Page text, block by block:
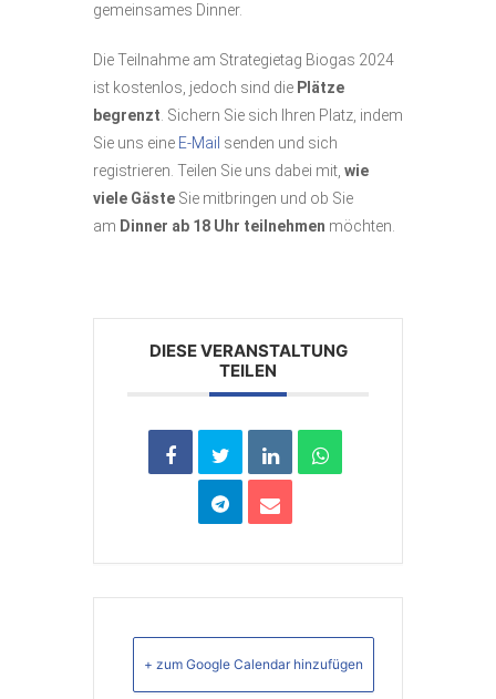
gemeinsames Dinner.
Die Teilnahme am Strategietag Biogas 2024
ist kostenlos, jedoch sind die Plätze
begrenzt. Sichern Sie sich Ihren Platz, indem
Sie uns eine E-Mail senden und sich
registrieren. Teilen Sie uns dabei mit, wie
viele Gäste Sie mitbringen und ob Sie
am Dinner ab 18 Uhr teilnehmen möchten.
DIESE VERANSTALTUNG
TEILEN
+ zum Google Calendar hinzufügen